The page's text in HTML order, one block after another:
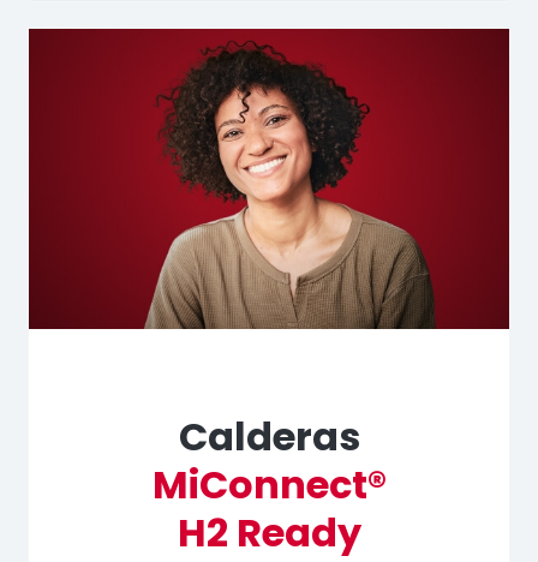
Calderas
MiConnect®
H2 Ready